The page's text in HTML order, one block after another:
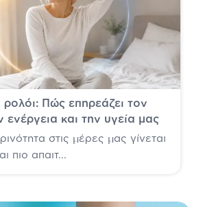
ρολόι: Πώς επηρεάζει τον
ενέργεια και την υγεία μας
στις μέρες μας γίνεται
πιο απαιτ...